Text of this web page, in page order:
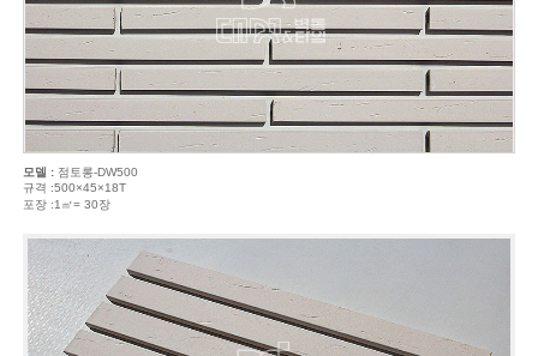
모델 : 점토롱-DW500
규격 :500×45×18T
포장 :1㎡= 30장